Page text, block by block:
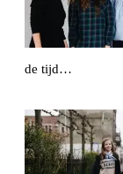
de tijd…